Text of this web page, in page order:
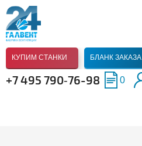
КУПИМ СТАНКИ БЛАНК ЗАКАЗА
+7 495 790‑76-98 0